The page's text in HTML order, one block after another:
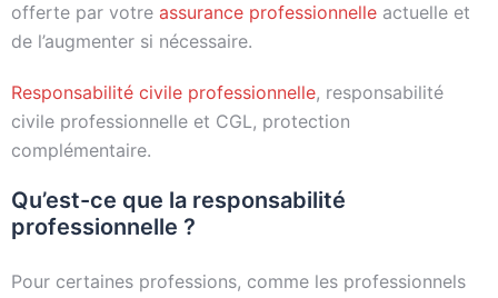
offerte par votre assurance professionnelle actuelle et
de l’augmenter si nécessaire.
Responsabilité civile professionnelle, responsabilité
civile professionnelle et CGL, protection
complémentaire.
Qu’est-ce que la responsabilité
professionnelle ?
Pour certaines professions, comme les professionnels